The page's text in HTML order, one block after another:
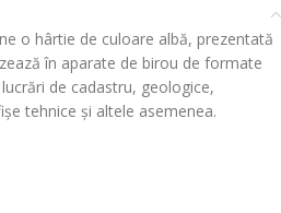
o hârtie de culoare albă, prezentată
în aparate de birou de formate
de cadastru, geologice,
tehnice și altele asemenea.